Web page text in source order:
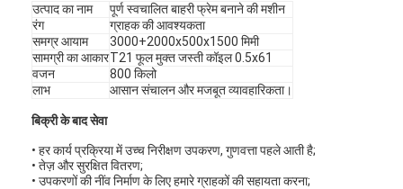
उत्पाद का नाम
पूर्ण स्वचालित बाहरी फ्रेम बनाने की मशीन
रंग
ग्राहक की आवश्यकता
समग्र आयाम
3000+2000x500x1500 मिमी
सामग्री का आकारT21 फूल मुक्त जस्ती कॉइल 0.5x61
वजन
800 किलो
लाभ
आसान संचालन और मजबूत व्यावहारिकता।
बिक्री के बाद सेवा
• हर कार्य प्रक्रिया में उच्च निरीक्षण उपकरण, गुणवत्ता पहले आती है;
• तेज़ और सुरक्षित वितरण;
• उपकरणों की नींव निर्माण के लिए हमारे ग्राहकों की सहायता करना;